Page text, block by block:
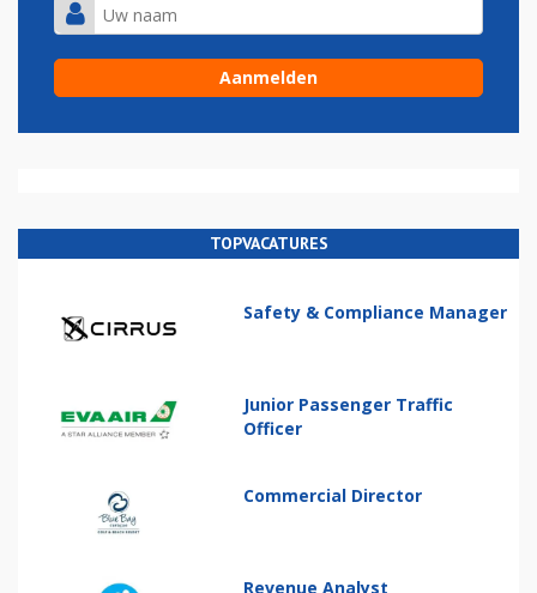
TOPVACATURES
Safety & Compliance Manager
Junior Passenger Traffic
Officer
Commercial Director
Revenue Analyst